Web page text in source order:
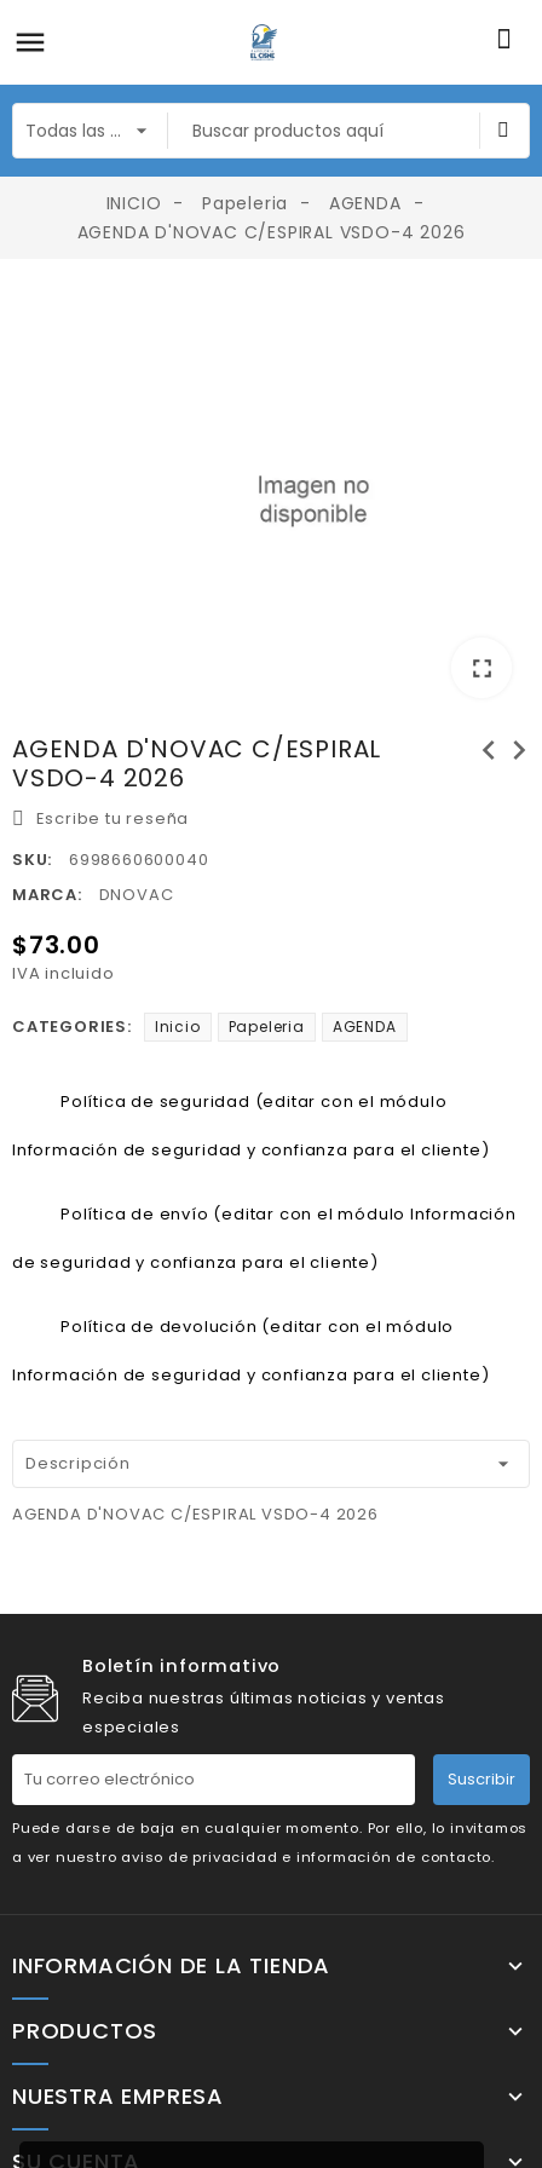
INICIO Papeleria
AGENDA
AGENDA D'NOVAC C/ESPIRAL VSDO-4 2026
fullscreen
AGENDA D'NOVAC C/ESPIRAL
VSDO-4 2026
chevron_left chevron_right
Escribe tu reseña
SKU:
6998660600040
MARCA:
DNOVAC
$73.00
IVA incluido
CATEGORIES: Inicio Papeleria AGENDA
Política de seguridad (editar con el módulo
Información de seguridad y confianza para el cliente)
Política de envío (editar con el módulo Información
de seguridad y confianza para el cliente)
Política de devolución (editar con el módulo
Información de seguridad y confianza para el cliente)
Descripción
AGENDA D'NOVAC C/ESPIRAL VSDO-4 2026
Boletín informativo
Reciba nuestras últimas noticias y ventas
especiales
Suscribir
Puede darse de baja en cualquier momento. Por ello, lo invitamos
a ver nuestro aviso de privacidad e información de contacto.
INFORMACIÓN DE LA TIENDA
PRODUCTOS
NUESTRA EMPRESA
SU CUENTA